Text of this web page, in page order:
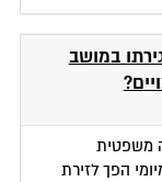
במושב
משפטית
הפך לזירת